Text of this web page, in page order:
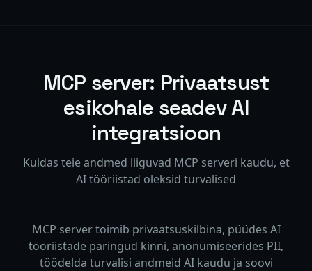
MCP server: Privaatsust
esikohale seadev AI
integratsioon
Kuidas teie andmed liiguvad MCP serveri kaudu, et
AI tööriistad oleksid turvalised
MCP server toimib privaatsuskilbina, püüdes AI
tööriistade päringud kinni, anonümiseerides PII,
töödelda turvalisi andmeid AI kaudu ja soovi